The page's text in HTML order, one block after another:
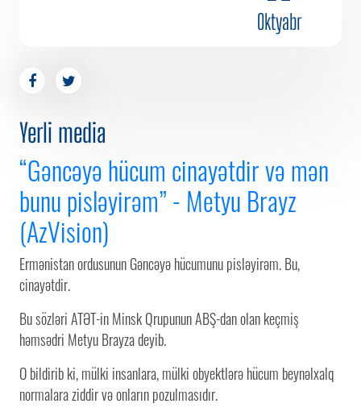
Oktyabr
Yerli media
“Gəncəyə hücum cinayətdir və mən
bunu pisləyirəm” - Metyu Brayz
(AzVision)
Ermənistan ordusunun Gəncəyə hücumunu pisləyirəm. Bu,
cinayətdir.
Bu sözləri ATƏT-in Minsk Qrupunun ABŞ-dan olan keçmiş
həmsədri Metyu Brayza deyib.
O bildirib ki, mülki insanlara, mülki obyektlərə hücum beynəlxalq
normalara ziddir və onların pozulmasıdır.